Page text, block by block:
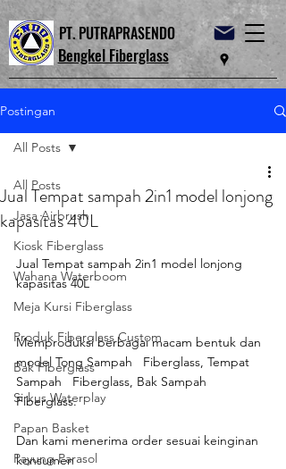
PT. PUTRAPRASENDO
Bengkel Fiberglass
Postingan
All Posts
Jasa Airbrush
Kiosk Fiberglass
Wahana Waterboom
Meja Kursi Fiberglass
Produk Fiberglass Custom
Bak Fiberglass
Sirkus Waterplay
Papan Basket
Payung Parasol
All Posts
Jual Tempat sampah 2in1 model lonjong
kapasitas 40L
Jual Tempat sampah 2in1 model lonjong
kapasitas 40L
Memproduksi berbagai macam bentuk dan
model Tong Sampah   Fiberglass, Tempat
Sampah   Fiberglass, Bak Sampah
Fiberglass.
Dan kami menerima order sesuai keinginan
konsumen